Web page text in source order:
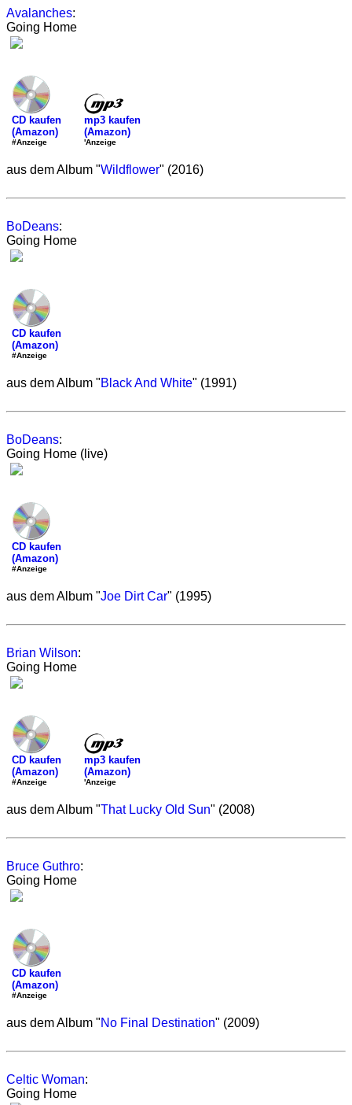
Avalanches:
Going Home
CD kaufen
(Amazon)
#Anzeige
mp3 kaufen
(Amazon)
'Anzeige
aus dem Album "Wildflower" (2016)
BoDeans:
Going Home
CD kaufen
(Amazon)
#Anzeige
aus dem Album "Black And White" (1991)
BoDeans:
Going Home (live)
CD kaufen
(Amazon)
#Anzeige
aus dem Album "Joe Dirt Car" (1995)
Brian Wilson:
Going Home
CD kaufen
(Amazon)
#Anzeige
mp3 kaufen
(Amazon)
'Anzeige
aus dem Album "That Lucky Old Sun" (2008)
Bruce Guthro:
Going Home
CD kaufen
(Amazon)
#Anzeige
aus dem Album "No Final Destination" (2009)
Celtic Woman:
Going Home